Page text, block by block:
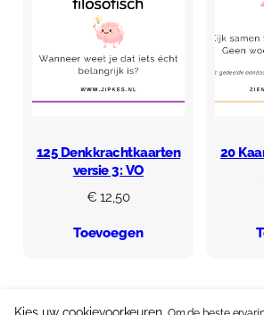
125 Denkkrachtkaarten
versie 3: VO
€ 12,50
Toevoegen
20
Kies uw cookievoorkeuren.